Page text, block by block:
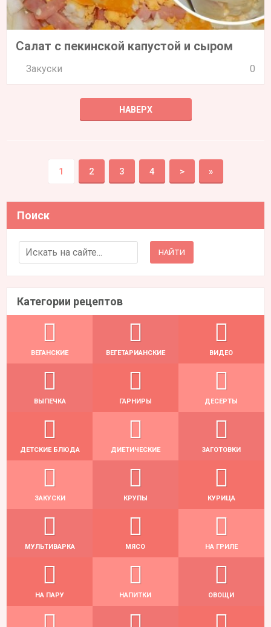
Салат с пекинской капустой и сыром
Закуски 0
НАВЕРХ
1 2 3 4 > »
Поиск
Search for:
Категории рецептов
ВЕГАНСКИЕ ВЕГЕТАРИАНСКИЕ ВИДЕО
ВЫПЕЧКА ГАРНИРЫ ДЕСЕРТЫ
ДЕТСКИЕ БЛЮДА ДИЕТИЧЕСКИЕ ЗАГОТОВКИ
ЗАКУСКИ КРУПЫ КУРИЦА
МУЛЬТИВАРКА МЯСО НА ГРИЛЕ
НА ПАРУ НАПИТКИ ОВОЩИ